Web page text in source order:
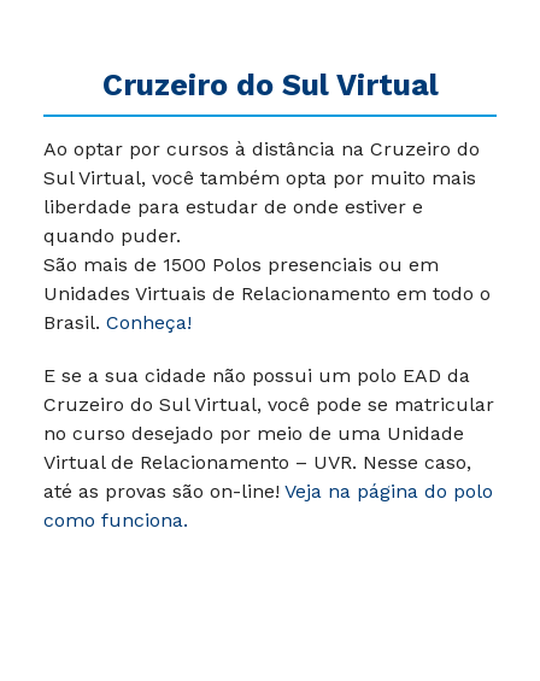
Cruzeiro do Sul Virtual
Ao optar por cursos à distância na Cruzeiro do
Sul Virtual, você também opta por muito mais
liberdade para estudar de onde estiver e
quando puder.
São mais de 1500 Polos presenciais ou em
Unidades Virtuais de Relacionamento em todo o
Brasil. Conheça!
E se a sua cidade não possui um polo EAD da
Cruzeiro do Sul Virtual, você pode se matricular
no curso desejado por meio de uma Unidade
Virtual de Relacionamento – UVR. Nesse caso,
até as provas são on-line! Veja na página do polo
como funciona.